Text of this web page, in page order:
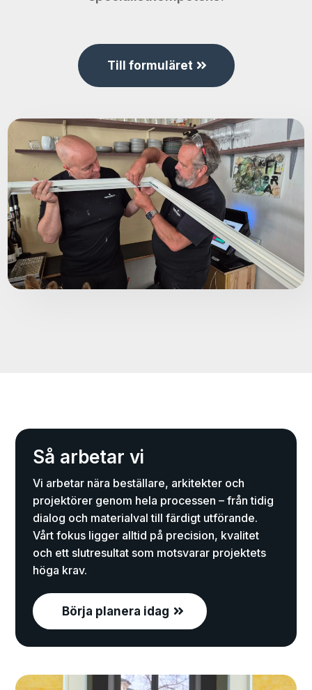
Till formuläret
Så arbetar vi
Vi arbetar nära beställare, arkitekter och
projektörer genom hela processen – från tidig
dialog och materialval till färdigt utförande.
Vårt fokus ligger alltid på precision, kvalitet
och ett slutresultat som motsvarar projektets
höga krav.
Börja planera idag